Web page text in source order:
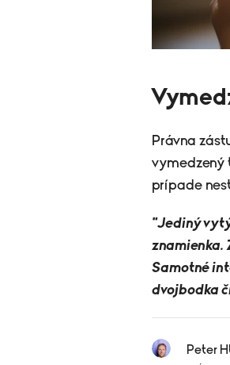
Právna
vymedzený
prípade
"Jediný
znamienka.
Samotné
dvojbodka
Peter